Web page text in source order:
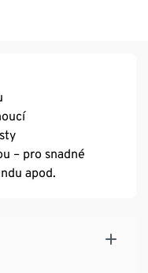
– pro snadné
apod.